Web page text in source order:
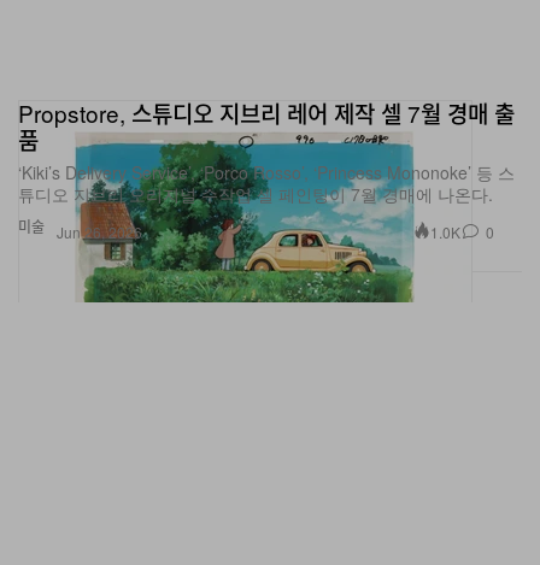
미술
Propstore, 스튜디오 지브리 레어 제작 셀 7월 경매 출
품
‘Kiki’s Delivery Service’, ‘Porco Rosso’, ‘Princess Mononoke’ 등 스
튜디오 지브리 오리지널 수작업 셀 페인팅이 7월 경매에 나온다.
Jun 26, 2026 1.0K 0